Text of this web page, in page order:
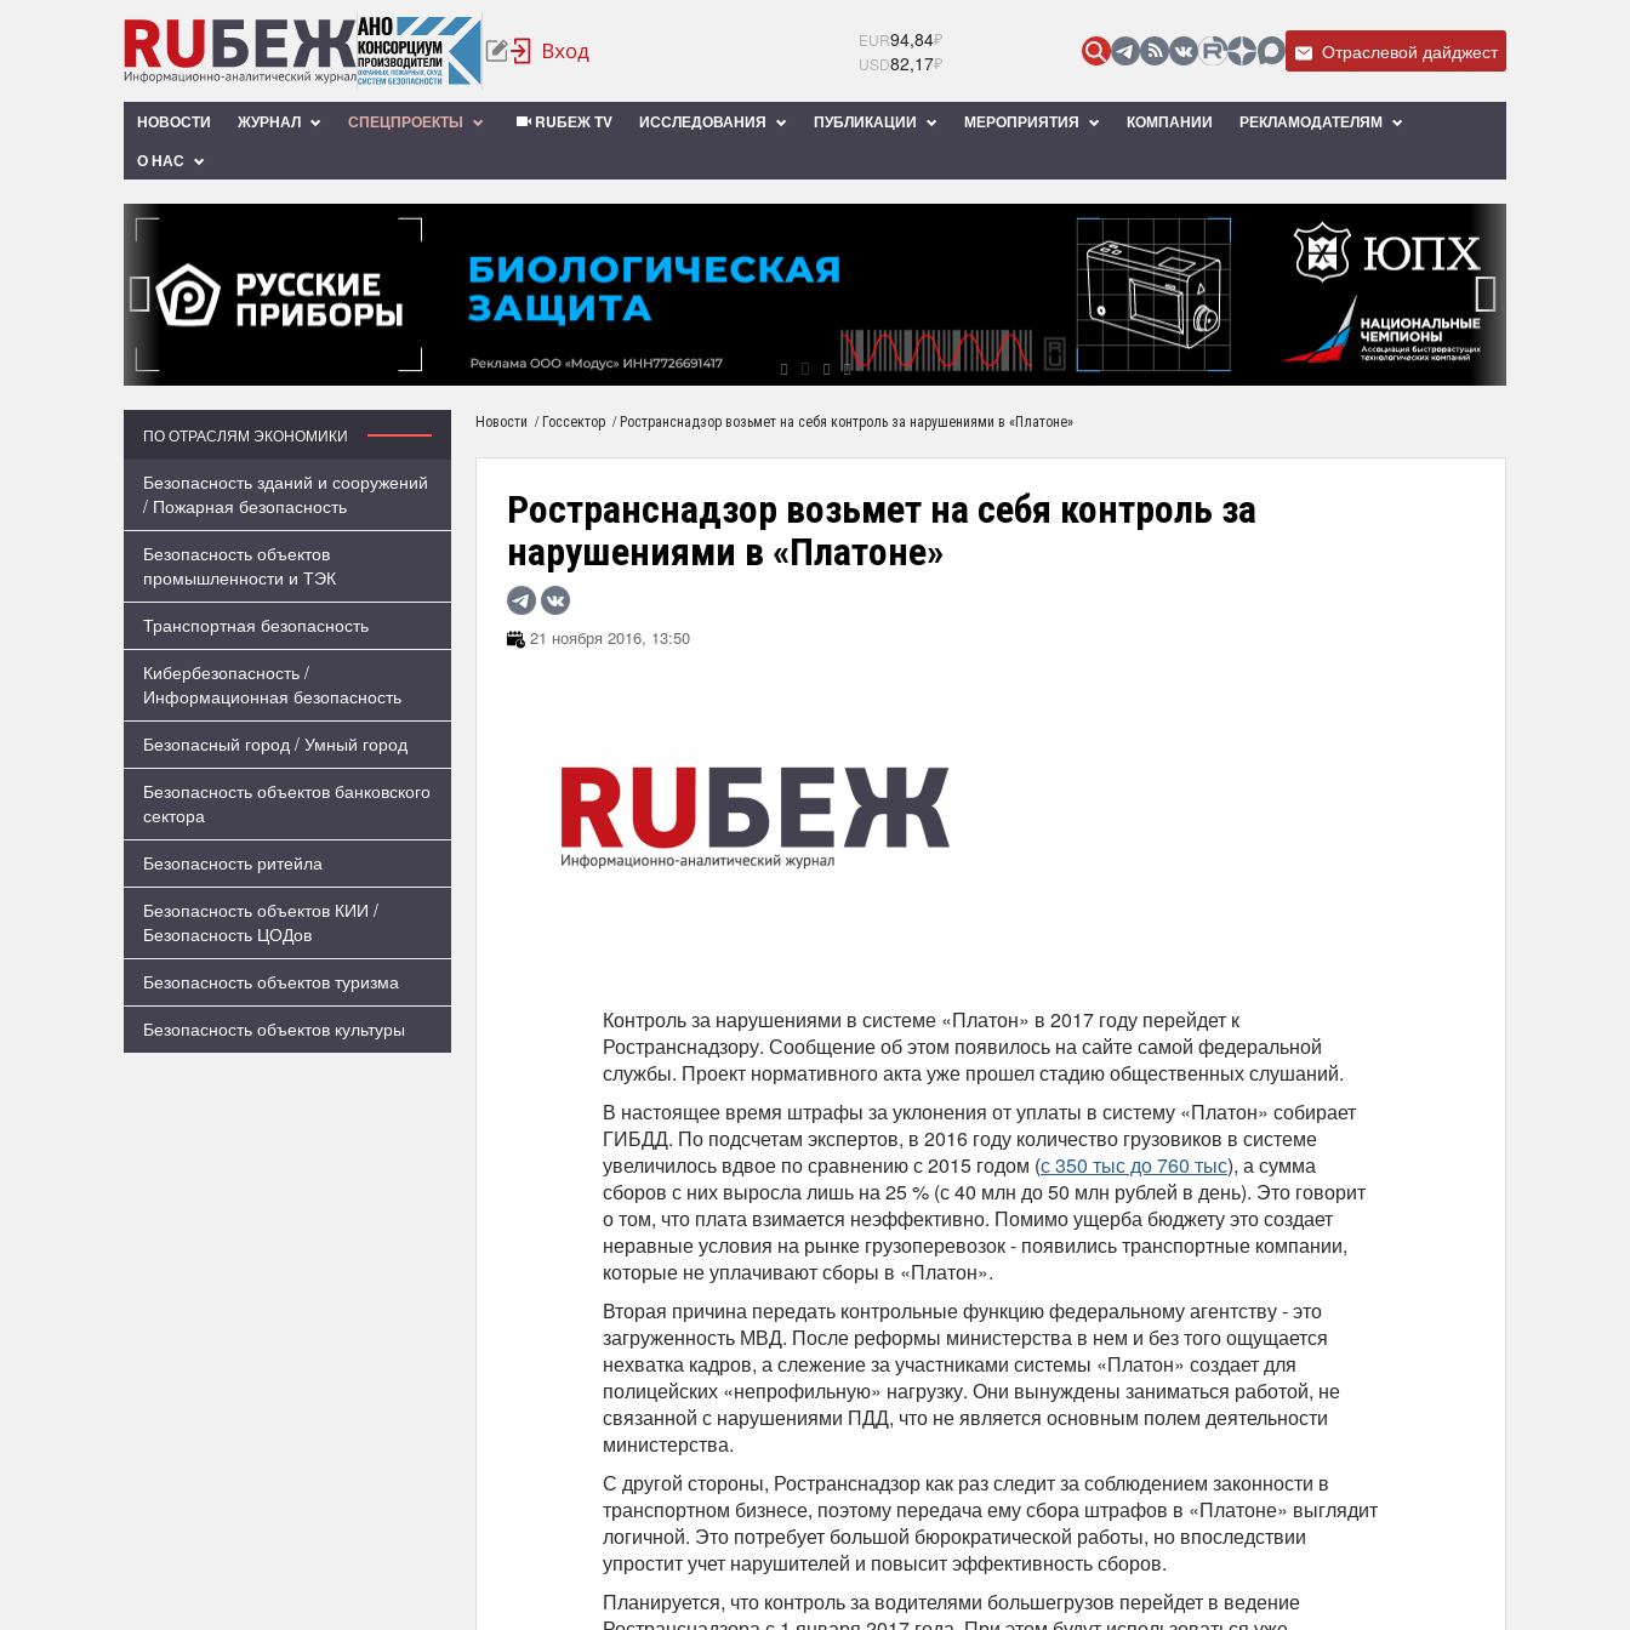
EUR94,84₽
USD82,17₽ Отраслевой дайджест
НОВОСТИ ЖУРНАЛ СПЕЦПРОЕКТЫ RUБЕЖ TV ИССЛЕДОВАНИЯ ПУБЛИКАЦИИ МЕРОПРИЯТИЯ КОМПАНИИ
РЕКЛАМОДАТЕЛЯМ
О НАС
‹
ПО ОТРАСЛЯМ ЭКОНОМИКИ
Безопасность зданий и сооружений
/ Пожарная безопасность
Безопасность объектов
промышленности и ТЭК
Транспортная безопасность
Кибербезопасность /
Информационная безопасность
Безопасный город / Умный город
Безопасность объектов банковского
сектора
Безопасность ритейла
Безопасность объектов КИИ /
Безопасность ЦОДов
Безопасность объектов туризма
Безопасность объектов культуры
Новости / Госсектор / Ространснадзор возьмет на себя контроль за нарушениями в «Платоне»
Ространснадзор возьмет на себя контроль за
нарушениями в «Платоне»
21 ноября 2016, 13:50
Контроль за нарушениями в системе «Платон» в 2017 году перейдет к
Ространснадзору. Сообщение об этом появилось на сайте самой федеральной
службы. Проект нормативного акта уже прошел стадию общественных слушаний.
В настоящее время штрафы за уклонения от уплаты в систему «Платон» собирает
ГИБДД. По подсчетам экспертов, в 2016 году количество грузовиков в системе
увеличилось вдвое по сравнению с 2015 годом (с 350 тыс до 760 тыс), а сумма
сборов с них выросла лишь на 25 % (с 40 млн до 50 млн рублей в день). Это говорит
о том, что плата взимается неэффективно. Помимо ущерба бюджету это создает
неравные условия на рынке грузоперевозок - появились транспортные компании,
которые не уплачивают сборы в «Платон».
Вторая причина передать контрольные функцию федеральному агентству - это
загруженность МВД. После реформы министерства в нем и без того ощущается
нехватка кадров, а слежение за участниками системы «Платон» создает для
полицейских «непрофильную» нагрузку. Они вынуждены заниматься работой, не
связанной с нарушениями ПДД, что не является основным полем деятельности
министерства.
С другой стороны, Ространснадзор как раз следит за соблюдением законности в
транспортном бизнесе, поэтому передача ему сбора штрафов в «Платоне» выглядит
логичной. Это потребует большой бюрократической работы, но впоследствии
упростит учет нарушителей и повысит эффективность сборов.
Планируется, что контроль за водителями большегрузов перейдет в ведение